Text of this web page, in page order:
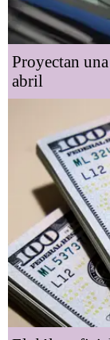
Proyectan
abril